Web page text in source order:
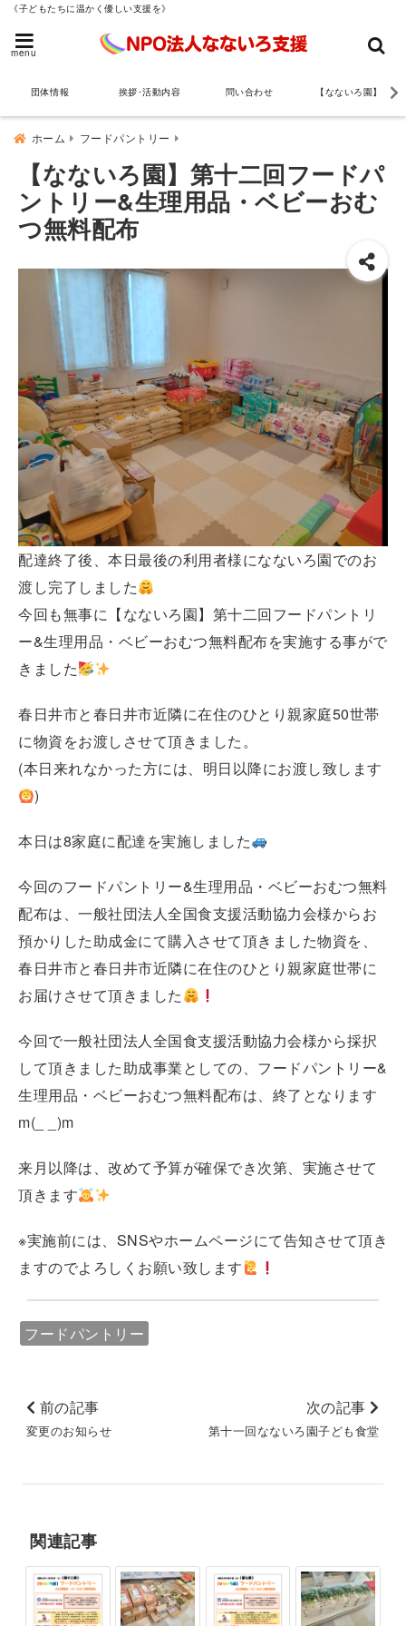
《子どもたちに温かく優しい支援を》
menu
団体情報 挨拶･活動内容 問い合わせ 【なないろ園】
ホーム フードパントリー
【なないろ園】第十二回フードパ
ントリー&生理用品・ベビーおむ
つ無料配布
配達終了後、本日最後の利用者様になないろ園でのお
渡し完了しました
今回も無事に【なないろ園】第十二回フードパントリ
ー&生理用品・ベビーおむつ無料配布を実施する事がで
きました
春日井市と春日井市近隣に在住のひとり親家庭50世帯
に物資をお渡しさせて頂きました。
(本日来れなかった方には、明日以降にお渡し致します
)
本日は8家庭に配達を実施しました
今回のフードパントリー&生理用品・ベビーおむつ無料
配布は、一般社団法人全国食支援活動協力会様からお
預かりした助成金にて購入させて頂きました物資を、
春日井市と春日井市近隣に在住のひとり親家庭世帯に
お届けさせて頂きました
今回で一般社団法人全国食支援活動協力会様から採択
して頂きました助成事業としての、フードパントリー&
生理用品・ベビーおむつ無料配布は、終了となります
m(_ _)m
来月以降は、改めて予算が確保でき次第、実施させて
頂きます
※実施前には、SNSやホームページにて告知させて頂き
ますのでよろしくお願い致します
フードパントリー
前の記事
変更のお知らせ
次の記事
第十一回なないろ園子ども食堂
関連記事